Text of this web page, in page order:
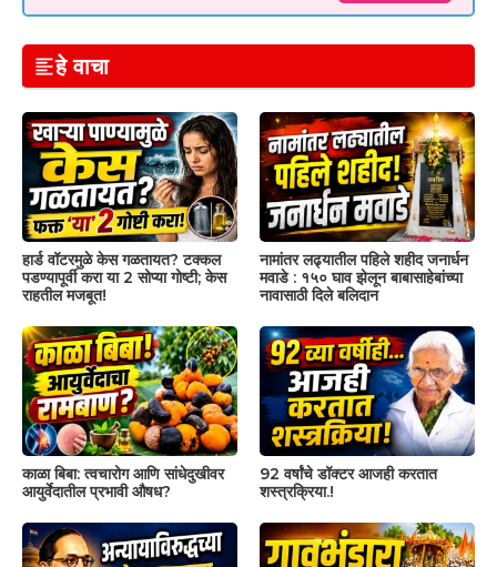
हे वाचा
हार्ड वॉटरमुळे केस गळतायत? टक्कल
पडण्यापूर्वी करा या 2 सोप्या गोष्टी; केस
राहतील मजबूत!
नामांतर लढ्यातील पहिले शहीद जनार्धन
मवाडे : १५० घाव झेलून बाबासाहेबांच्या
नावासाठी दिले बलिदान
काळा बिबा: त्वचारोग आणि सांधेदुखीवर
आयुर्वेदातील प्रभावी औषध?
92 वर्षांचे डॉक्टर आजही करतात
शस्त्रक्रिया.!